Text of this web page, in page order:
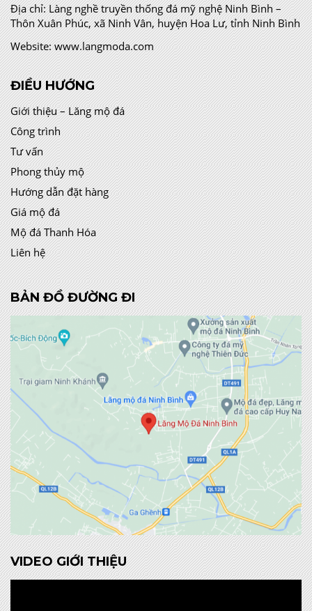
Địa chỉ:Làng nghề truyền thống đá mỹ nghệ Ninh Bình –
Thôn Xuân Phúc, xã Ninh Vân, huyện Hoa Lư, tỉnh Ninh Bình
Website: www.langmoda.com
ĐIỀU HƯỚNG
Giới thiệu – Lăng mộ đá
Công trình
Tư vấn
Phong thủy mộ
Hướng dẫn đặt hàng
Giá mộ đá
Mộ đá Thanh Hóa
Liên hệ
BẢN ĐỒ ĐƯỜNG ĐI
VIDEO GIỚI THIỆU